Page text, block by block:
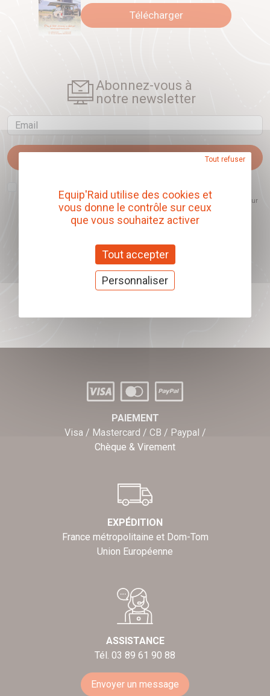
Télécharger
Abonnez-vous à
notre newsletter
Email
comprendre les sujets qui m'intéressent et d'améliorer les contenus
proposés. Ce choix est modifiable à tout moment et reste sans incidence sur
mon inscription.
Offrez nos chèques
cadeaux
PAIEMENT
Visa / Mastercard / CB / Paypal /
Chèque & Virement
EXPÉDITION
France métropolitaine et Dom-Tom
Union Européenne
ASSISTANCE
Tél. 03 89 61 90 88
Envoyer un message
Equip'Raid utilise des cookies et
vous donne le contrôle sur ceux
que vous souhaitez activer
Tout accepter
Tout refuser
Personnaliser